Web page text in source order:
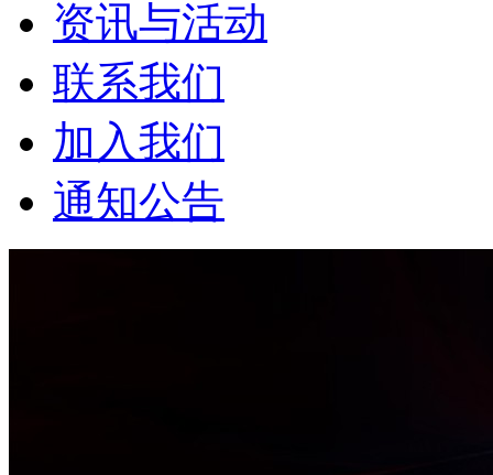
资讯与活动
联系我们
加入我们
通知公告